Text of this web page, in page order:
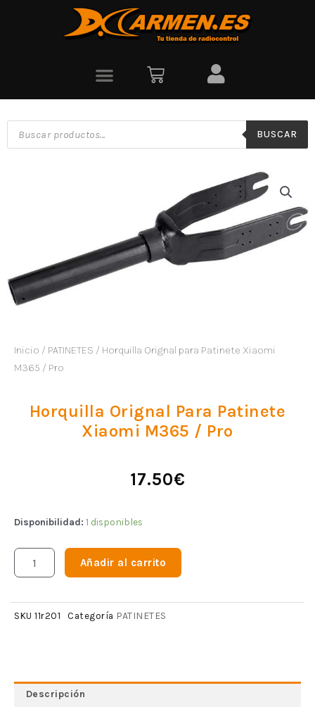
BUSCAR
Inicio / PATINETES / Horquilla Orignal para Patinete Xiaomi
M365 / Pro
Horquilla Orignal Para Patinete
Xiaomi M365 / Pro
17.50€
Disponibilidad: 1 disponibles
Añadir al carrito
SKU 11r201 Categoría PATINETES
Descripción